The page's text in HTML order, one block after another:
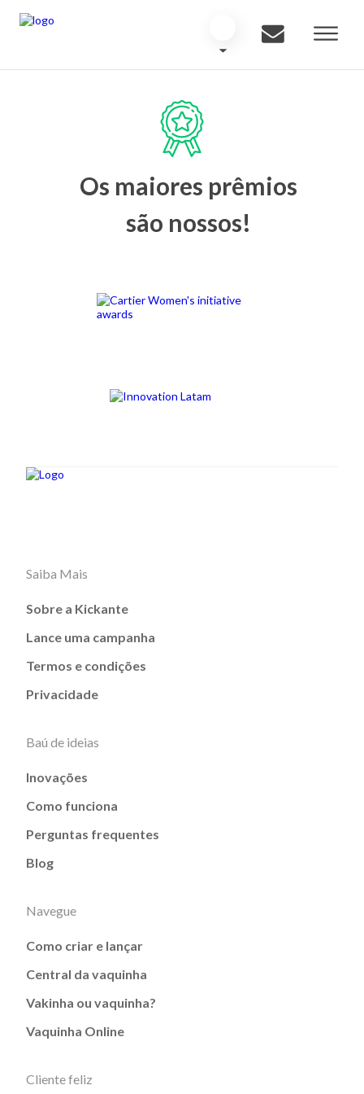
Os maiores prêmios
são nossos!
Saiba Mais
Sobre a Kickante
Lance uma campanha
Termos e condições
Privacidade
Baú de ideias
Inovações
Como funciona
Perguntas frequentes
Blog
Navegue
Como criar e lançar
Central da vaquinha
Vakinha ou vaquinha?
Vaquinha Online
Cliente feliz